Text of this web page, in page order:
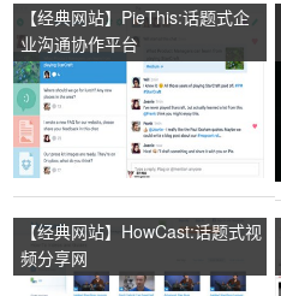
【经典网站】PieThis:话题式企
业沟通协作平台
【经典网站】HowCast:话题式视
频分享网